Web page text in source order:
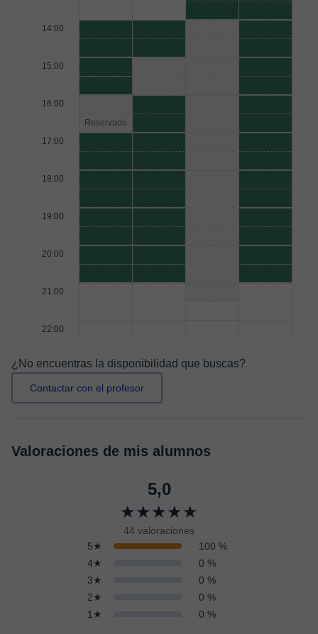
14:00
15:00
16:00
Reservado
17:00
18:00
19:00
20:00
21:00
22:00
¿No encuentras la disponibilidad que buscas?
Contactar con el profesor
Valoraciones de mis alumnos
5,0
★★★★★
44 valoraciones
5★
100 %
4★
0 %
3★
0 %
2★
0 %
1★
0 %